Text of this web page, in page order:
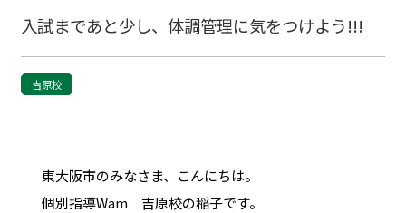
入試まであと少し、体調管理に気をつけよう!!!
吉原校
東大阪市のみなさま、こんにちは。
個別指導Wam 吉原校の稲子です。